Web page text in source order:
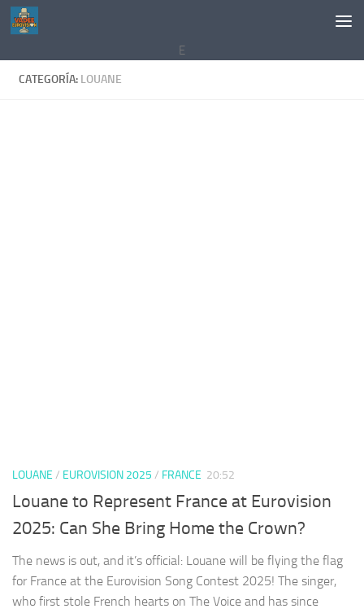
Saltar al contenido
E
CATEGORÍA: LOUANE
LOUANE / EUROVISION 2025 / FRANCE 20:52
Louane to Represent France at Eurovision
2025: Can She Bring Home the Crown?
The news is out, and it’s official: Louane will be flying the flag
for France at the Eurovision Song Contest 2025! The singer,
who first stole French hearts on The Voice and has since